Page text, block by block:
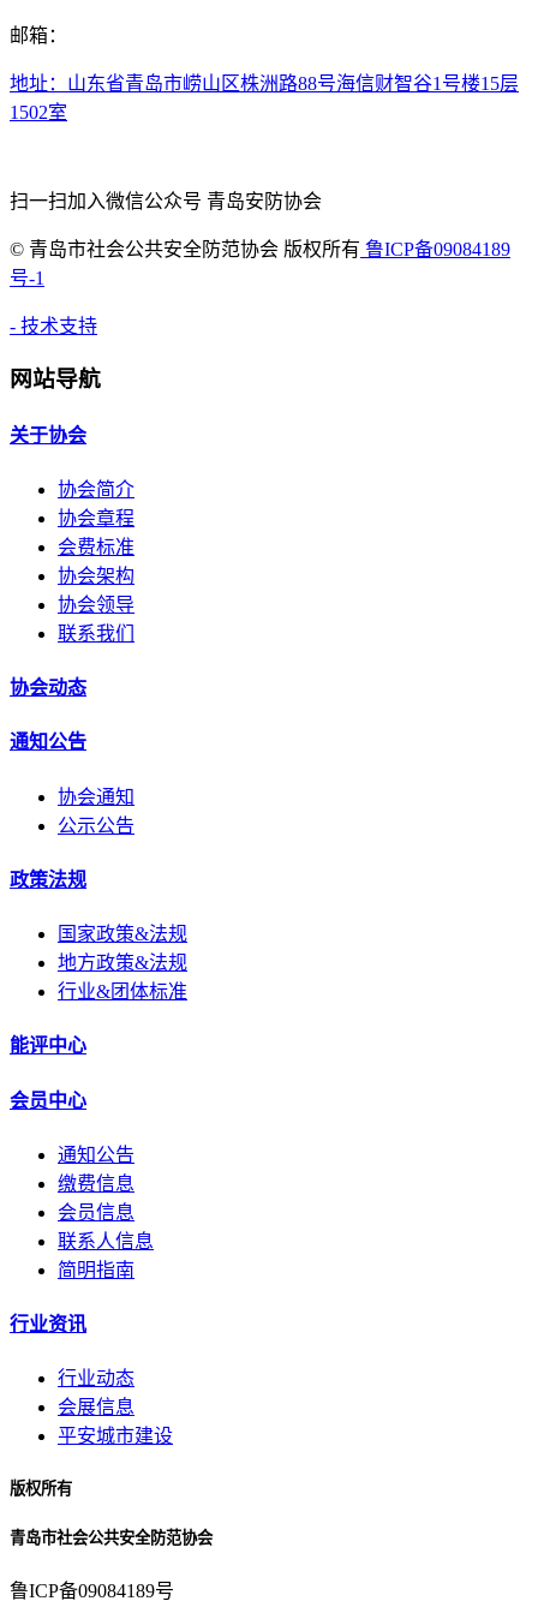
邮箱：
地址：山东省青岛市崂山区株洲路88号海信财智谷1号楼15层
1502室
扫一扫加入微信公众号 青岛安防协会
© 青岛市社会公共安全防范协会 版权所有 鲁ICP备09084189
号-1
- 技术支持
网站导航
关于协会
协会简介
协会章程
会费标准
协会架构
协会领导
联系我们
协会动态
通知公告
协会通知
公示公告
政策法规
国家政策&法规
地方政策&法规
行业&团体标准
能评中心
会员中心
通知公告
缴费信息
会员信息
联系人信息
简明指南
行业资讯
行业动态
会展信息
平安城市建设
版权所有
青岛市社会公共安全防范协会
鲁ICP备09084189号